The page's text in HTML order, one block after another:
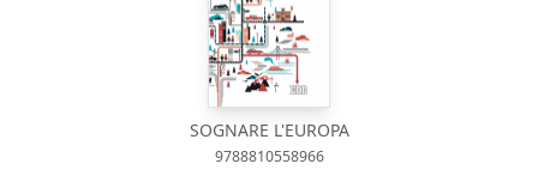
SOGNARE L'EUROPA
9788810558966